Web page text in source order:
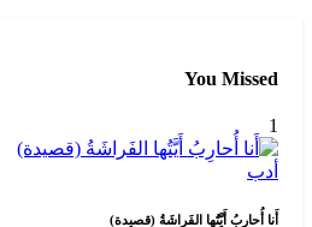
You Missed
1
أدب
أَنا أُحارِبُ أَيَّتُها الفَراشَةُ (قصيدة)